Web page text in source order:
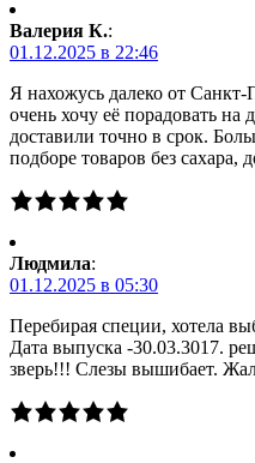
Валерия К.:
01.12.2025 в 22:46
Я нахожусь далеко от Санкт-
очень хочу её порадовать на
доставили точно в срок.
подборе товаров без сахара,
Людмила:
01.12.2025 в 05:30
Перебирая специи, хотела
Дата выпуска -30.03.3017.
зверь!!! Слезы вышибает.